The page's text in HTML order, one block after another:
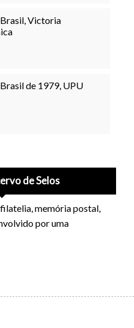
Victoria
de 1979, UPU
de Selos
memória postal,
por uma